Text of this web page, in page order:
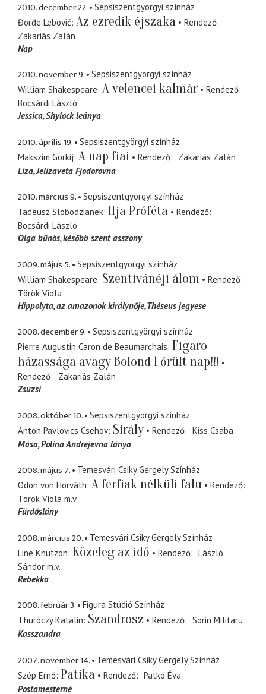
2010. december 22.
Sepsiszentgyörgyi színház
Đorđe Lebović Az ezredik éjszaka
Rendező
Zakariás Zalán
Nap
2010. november 9.
Sepsiszentgyörgyi színház
William Shakespeare A velencei kalmár
Rendező
Bocsárdi László
Jessica Shylock leánya
2010. április 19.
Sepsiszentgyörgyi színház
Makszim Gorkij A nap fiai Rendező
Zakariás Zalán
Liza Jelizaveta Fjodorovna
2010. március 9.
Sepsiszentgyörgyi színház
Tadeusz Slobodzianek Ilja Próféta
Rendező
Bocsárdi László
Olga bűnös később szent asszony
2009. május 5.
Sepsiszentgyörgyi színház
William Shakespeare Szentivánéji álom
Rendező
Török Viola
Hippolyta az amazonok királynője, Théseus jegyese
2008. december 9.
Sepsiszentgyörgyi színház
Pierre Augustin Caron de Beaumarchais Figaro
házassága avagy Bolond 1 őrült nap!!!
Rendező
Zakariás Zalán
Zsuzsi
2008. október 10.
Sepsiszentgyörgyi színház
Anton Pavlovics Csehov Sirály Rendező
Kiss Csaba
Mása Polina Andrejevna lánya
2008. május 7.
Temesvári Csiky Gergely Színház
Ödön von Horváth A férfiak nélküli falu
Rendező
Török Viola m.v.
Fürdőslány
2008. március 20.
Temesvári Csiky Gergely Színház
Line Knutzon Közeleg az idő Rendező
László
Sándor m.v.
Rebekka
2008. február 3.
Figura Stúdió Színház
Thuróczy Katalin Szandrosz Rendező
Sorin Militaru
Kasszandra
2007. november 14.
Temesvári Csiky Gergely Színház
Szép Ernő Patika Rendező
Patkó Éva
Postamesterné